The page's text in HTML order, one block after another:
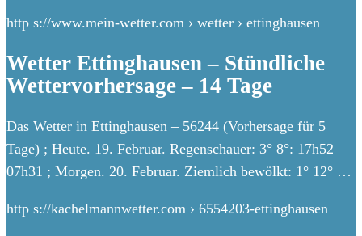
http s://www.mein-wetter.com › wetter › ettinghausen
Wetter Ettinghausen – Stündliche
Wettervorhersage – 14 Tage
Das Wetter in Ettinghausen – 56244 (Vorhersage für 5
Tage) ; Heute. 19. Februar. Regenschauer: 3° 8°: 17h52
07h31 ; Morgen. 20. Februar. Ziemlich bewölkt: 1° 12° …
http s://kachelmannwetter.com › 6554203-ettinghausen